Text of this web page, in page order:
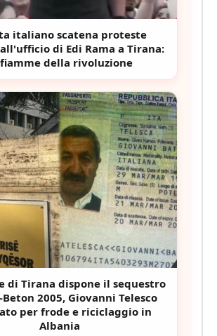
italiano scatena proteste
di Edi Rama a Tirana:
della rivoluzione
di Tirana dispone il sequestro
2005, Giovanni Telesco
per frode e riciclaggio in
Albania